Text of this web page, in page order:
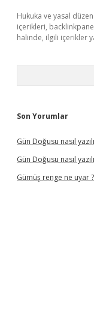
Hukuka ve yasal
içerikleri,
halinde, ilgili içerikler
Son Yorumlar
Gün Doğusu nasıl
Gün Doğusu nasıl
Gümüş renge ne uyar ?